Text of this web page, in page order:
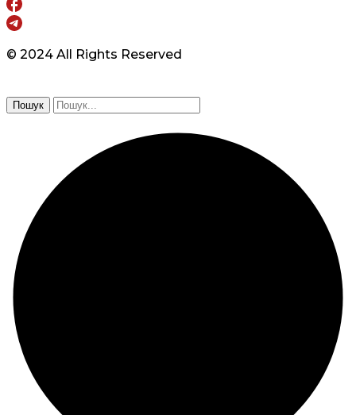
© 2024 All Rights Reserved
Пошук